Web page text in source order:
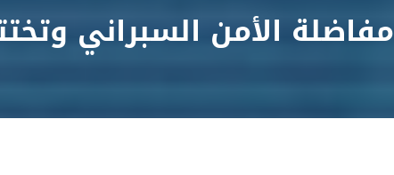
الأمن السبراني